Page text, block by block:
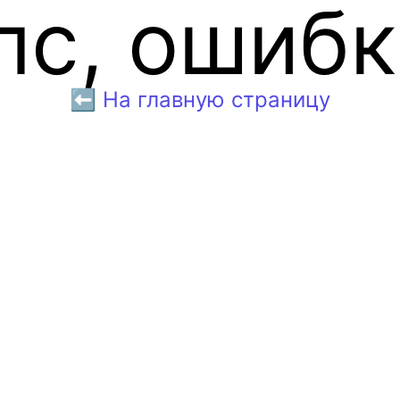
⬅️ На главную страницу